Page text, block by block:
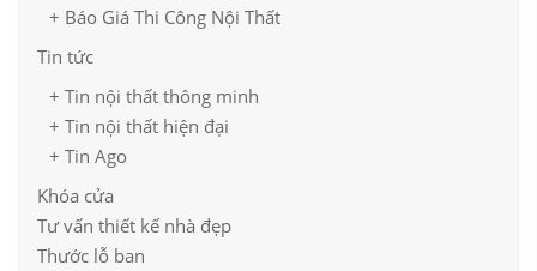
+ Báo Giá Thi Công Nội Thất
Tin tức
+ Tin nội thất thông minh
+ Tin nội thất hiện đại
+ Tin Ago
Khóa cửa
Tư vấn thiết kế nhà đẹp
Thước lỗ ban